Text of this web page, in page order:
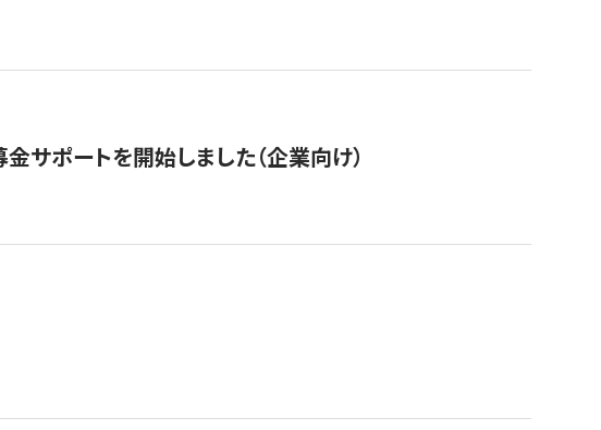
ポートを開始しました（企業向け）